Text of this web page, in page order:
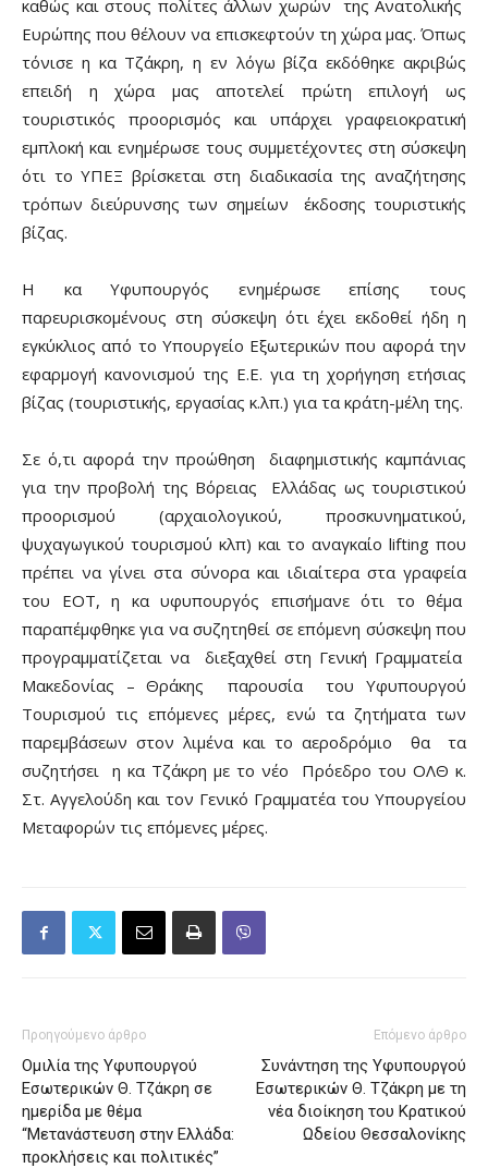
καθώς και στους πολίτες άλλων χωρών της Ανατολικής
Ευρώπης που θέλουν να επισκεφτούν τη χώρα μας. Όπως
τόνισε η κα Τζάκρη, η εν λόγω βίζα εκδόθηκε ακριβώς
επειδή η χώρα μας αποτελεί πρώτη επιλογή ως
τουριστικός προορισμός και υπάρχει γραφειοκρατική
εμπλοκή και ενημέρωσε τους συμμετέχοντες στη σύσκεψη
ότι το ΥΠΕΞ βρίσκεται στη διαδικασία της αναζήτησης
τρόπων διεύρυνσης των σημείων έκδοσης τουριστικής
βίζας.
Η κα Υφυπουργός ενημέρωσε επίσης τους
παρευρισκομένους στη σύσκεψη ότι έχει εκδοθεί ήδη η
εγκύκλιος από το Υπουργείο Εξωτερικών που αφορά την
εφαρμογή κανονισμού της Ε.Ε. για τη χορήγηση ετήσιας
βίζας (τουριστικής, εργασίας κ.λπ.) για τα κράτη-μέλη της.
Σε ό,τι αφορά την προώθηση διαφημιστικής καμπάνιας
για την προβολή της Βόρειας Ελλάδας ως τουριστικού
προορισμού (αρχαιολογικού, προσκυνηματικού,
ψυχαγωγικού τουρισμού κλπ) και το αναγκαίο lifting που
πρέπει να γίνει στα σύνορα και ιδιαίτερα στα γραφεία
του ΕΟΤ, η κα υφυπουργός επισήμανε ότι το θέμα
παραπέμφθηκε για να συζητηθεί σε επόμενη σύσκεψη που
προγραμματίζεται να διεξαχθεί στη Γενική Γραμματεία
Μακεδονίας – Θράκης παρουσία του Υφυπουργού
Τουρισμού τις επόμενες μέρες, ενώ τα ζητήματα των
παρεμβάσεων στον λιμένα και το αεροδρόμιο θα τα
συζητήσει η κα Τζάκρη με το νέο Πρόεδρο του ΟΛΘ κ.
Στ. Αγγελούδη και τον Γενικό Γραμματέα του Υπουργείου
Μεταφορών τις επόμενες μέρες.
Προηγούμενο άρθρο
Ομιλία της Υφυπουργού
Εσωτερικών Θ. Τζάκρη σε
ημερίδα με θέμα
“Μετανάστευση στην Ελλάδα:
προκλήσεις και πολιτικές”
Επόμενο άρθρο
Συνάντηση της Υφυπουργού
Εσωτερικών Θ. Τζάκρη με τη
νέα διοίκηση του Κρατικού
Ωδείου Θεσσαλονίκης